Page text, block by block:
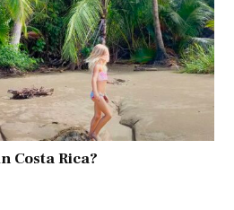
Costa Rica?